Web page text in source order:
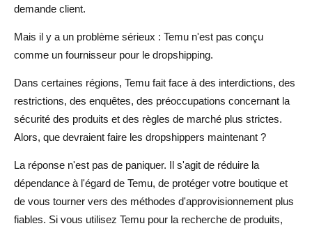
Gardez vos pages produit flexibles
Renforcez vos politiques de remboursement et
d'expédition
Que faire si vous avez déjà des commandes Temu
Vérifiez chaque commande en attente
Communiquez honnêtement avec les clients
Remplacez le fournisseur avant de prendre plus de
commandes
Catégories de produits à surveiller
demande client.
Mais il y a un problème sérieux : Temu n'est pas conçu
comme un fournisseur pour le dropshipping.
Dans certaines régions, Temu fait face à des interdictions, des
restrictions, des enquêtes, des préoccupations concernant la
sécurité des produits et des règles de marché plus strictes.
Alors, que devraient faire les dropshippers maintenant ?
La réponse n'est pas de paniquer. Il s'agit de réduire la
dépendance à l'égard de Temu, de protéger votre boutique et
de vous tourner vers des méthodes d'approvisionnement plus
fiables. Si vous utilisez Temu pour la recherche de produits,